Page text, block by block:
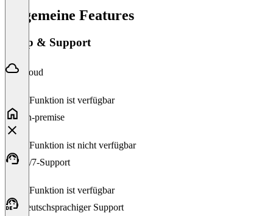
Allgemeine Features
Setup & Support
Cloud
Diese Funktion ist verfügbar
On-premise
Diese Funktion ist nicht verfügbar
24/7-Support
Diese Funktion ist verfügbar
Deutschsprachiger Support